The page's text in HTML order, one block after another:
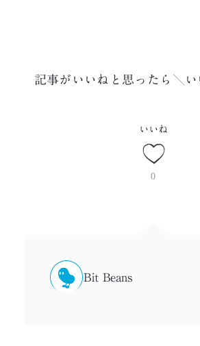
記事がいいねと思ったら＼
いいね
0
Bit Beans